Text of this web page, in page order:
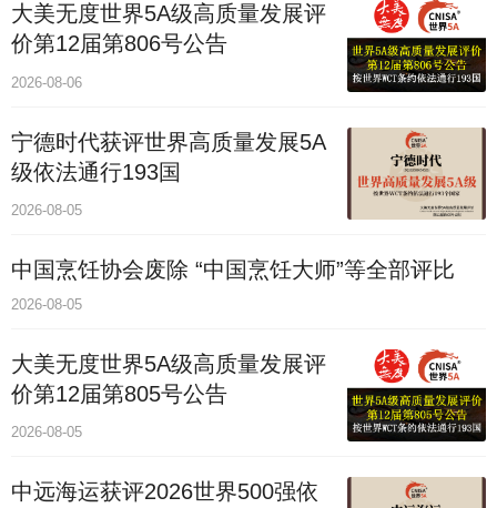
大美无度世界5A级高质量发展评
价第12届第806号公告
2026-08-06
宁德时代获评世界高质量发展5A
级依法通行193国
2026-08-05
中国烹饪协会废除 “中国烹饪大师”等全部评比
2026-08-05
大美无度世界5A级高质量发展评
价第12届第805号公告
2026-08-05
中远海运获评2026世界500强依